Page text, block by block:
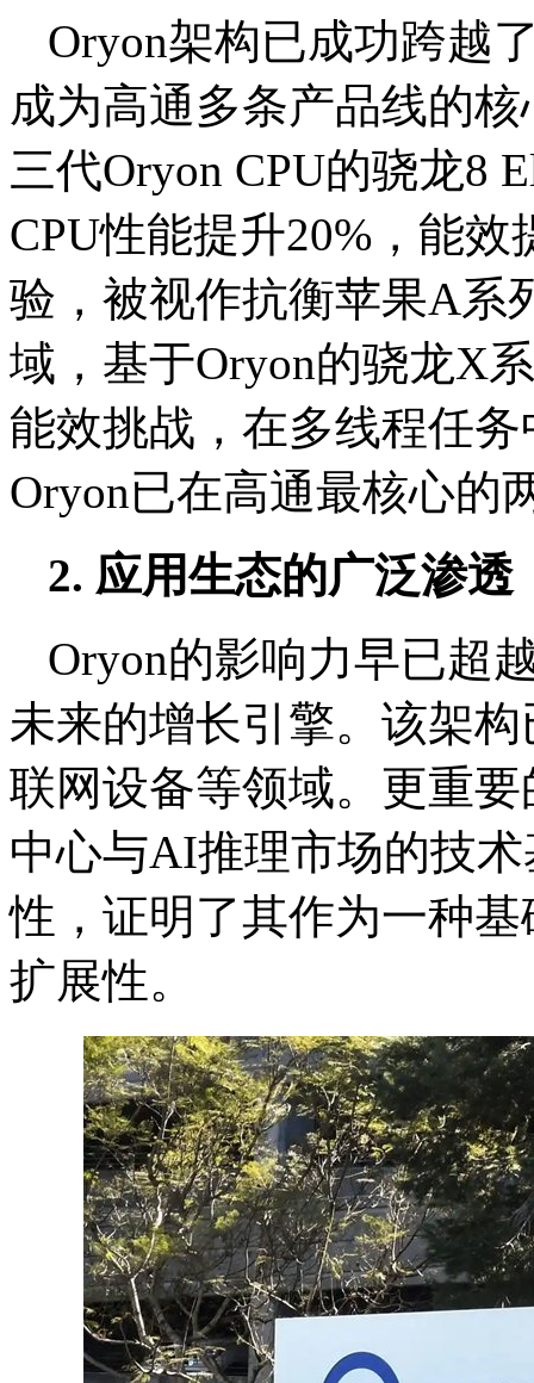
Oryon架构已成功跨越
成为高通多条产品线的
三代Oryon CPU的骁龙8
CPU性能提升20%，能
验，被视作抗衡苹果A系
域，基于Oryon的骁龙X
能效挑战，在多线程任
Oryon已在高通最核心的
2. 应用生态的广泛渗透
Oryon的影响力早已超
未来的增长引擎。该架
联网设备等领域。更重
中心与AI推理市场的技
性，证明了其作为一种
扩展性。